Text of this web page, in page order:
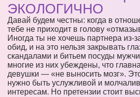
ЭКОЛОГИЧНО
Давай будем честны: когда в
тебе не приходит в голову
Иногда ты не хочешь партнера из-
обид, и на это нельзя закрывать
скандалами и битьем посуды
многие из них убеждены, что
девушки — «не выносить мозг».
нужно быть услужливой и
интересам. Но претензии стоит